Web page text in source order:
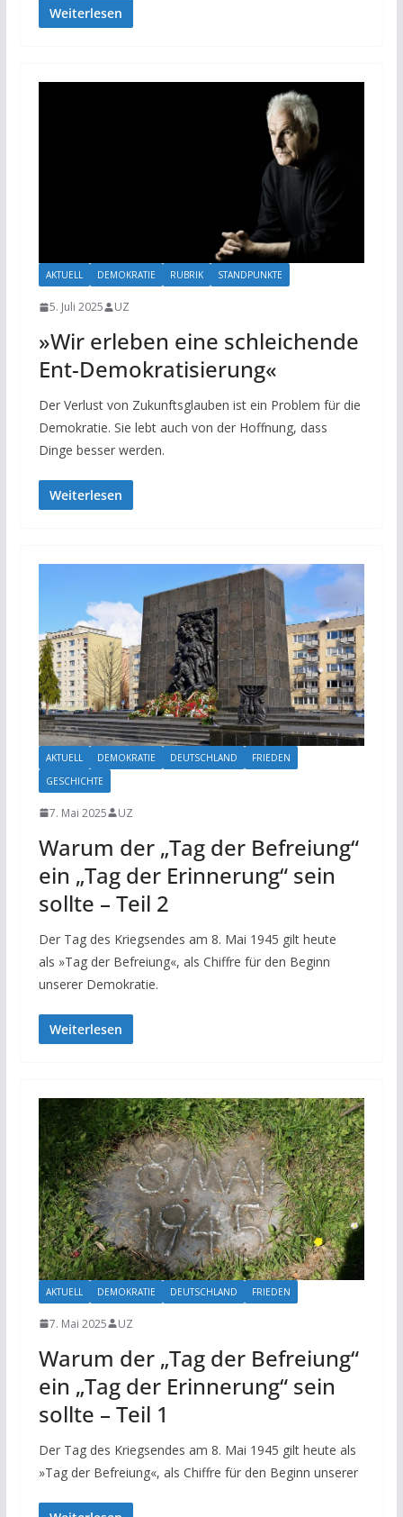
Weiterlesen
AKTUELL DEMOKRATIE RUBRIK STANDPUNKTE
5. Juli 2025 UZ
»Wir erleben eine schleichende
Ent-Demokratisierung«
Der Verlust von Zukunftsglauben ist ein Problem für die
Demokratie. Sie lebt auch von der Hoffnung, dass
Dinge besser werden.
Weiterlesen
AKTUELL DEMOKRATIE DEUTSCHLAND
FRIEDEN
GESCHICHTE
7. Mai 2025 UZ
Warum der „Tag der Befreiung“
ein „Tag der Erinnerung“ sein
sollte – Teil 2
Der Tag des Kriegsendes am 8. Mai 1945 gilt heute
als »Tag der Befreiung«, als Chiffre für den Beginn
unserer Demokratie.
Weiterlesen
AKTUELL DEMOKRATIE DEUTSCHLAND FRIEDEN
7. Mai 2025 UZ
Warum der „Tag der Befreiung“
ein „Tag der Erinnerung“ sein
sollte – Teil 1
Der Tag des Kriegsendes am 8. Mai 1945 gilt heute als
»Tag der Befreiung«, als Chiffre für den Beginn unserer